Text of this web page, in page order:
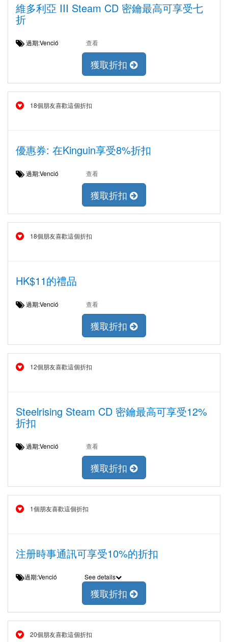
維多利亞 III Steam CD 密鑰最高可享受七
折
過期:Venció 查看
獲取折扣
18個朋友喜歡這個折扣
優惠券: 在Kinguin享受8%折扣
過期:Venció 查看
獲取折扣
18個朋友喜歡這個折扣
HK$11的禮品
過期:Venció 查看
獲取折扣
12個朋友喜歡這個折扣
Steelrising Steam CD 密鑰最高可享受12%
折扣
過期:Venció 查看
獲取折扣
1個朋友喜歡這個折扣
注册時事通訊可享受10%的折扣
過期:Venció See details
獲取折扣
20個朋友喜歡這個折扣